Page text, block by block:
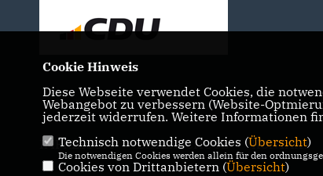
IMPRESSUM DATENSCHUTZ KONTAKT
Cookie Hinweis
Diese Webseite verwendet Cookies, die
Webangebot zu verbessern (Website-
jederzeit widerrufen. Weitere Informationen
Technisch notwendige Cookies (Übersicht)
Die notwendigen Cookies werden allein für den
Cookies von Drittanbietern (Übersicht)